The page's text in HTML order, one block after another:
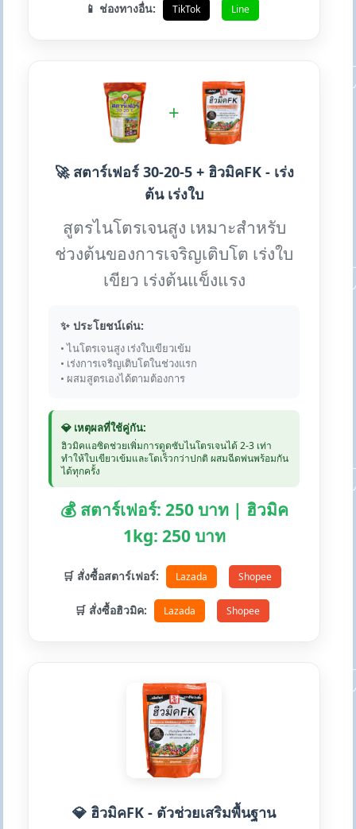
📱 ช่องทางอื่น: TikTok Line
+
🚀 สตาร์เฟอร์ 30-20-5 + ฮิวมิคFK - เร่ง
ต้น เร่งใบ
สูตรไนโตรเจนสูง เหมาะสำหรับ
ช่วงต้นของการเจริญเติบโต เร่งใบ
เขียว เร่งต้นแข็งแรง
✨ ประโยชน์เด่น:
• ไนโตรเจนสูง เร่งใบเขียวเข้ม
• เร่งการเจริญเติบโตในช่วงแรก
• ผสมสูตรเองได้ตามต้องการ
💎 เหตุผลที่ใช้คู่กัน:
ฮิวมิคแอซิดช่วยเพิ่มการดูดซับไนโตรเจนได้ 2-3 เท่า
ทำให้ใบเขียวเข้มและโตเร็วกว่าปกติ ผสมฉีดพ่นพร้อมกัน
ได้ทุกครั้ง
💰 สตาร์เฟอร์: 250 บาท | ฮิวมิค
1kg: 250 บาท
🛒 สั่งซื้อสตาร์เฟอร์: Lazada Shopee
🛒 สั่งซื้อฮิวมิค: Lazada Shopee
💎 ฮิวมิคFK - ตัวช่วยเสริมพื้นฐาน